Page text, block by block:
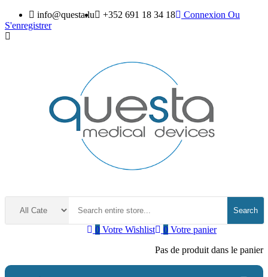
info@questa.lu +352 691 18 34 18 Connexion Ou
S'enregistrer
Search
0 Votre panier
Pas de produit dans le panier
0 Votre Wishlist